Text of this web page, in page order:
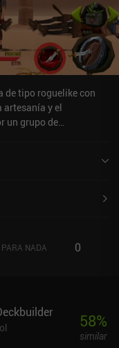
de tipo roguelike con
artesanía y el
un grupo de
básicas se
en valores
son escasos y los
veremos desiertos sin
a viajeros
y proteger
y nuestra
PARA NADA 0
58%
similar